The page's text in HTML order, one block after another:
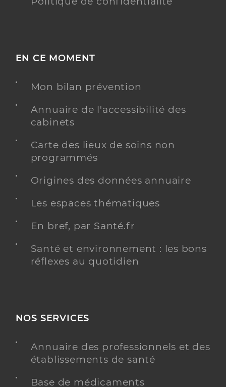
EN CE MOMENT
Mon bilan prévention
Annuaire de l'accessibilité des
cabinets
Carte des lieux de soins non
programmés
Origines des données annuaire
Les espaces thématiques
En bref, par Santé.fr
Santé et environnement : les bons
réflexes au quotidien
NOS SERVICES
Annuaire des professionnels et des
établissements de santé
Base de médicaments